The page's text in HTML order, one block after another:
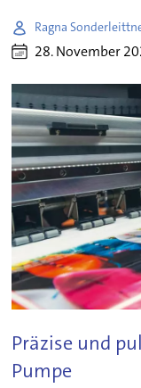
Ragna
28. November
Präzise und
Pumpe